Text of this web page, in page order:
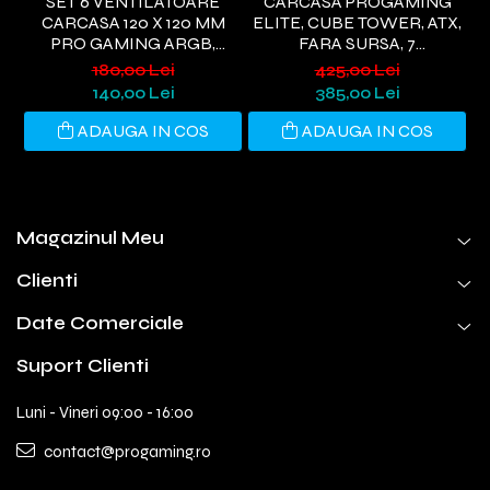
CARCASA 120 X 120 MM
PRO GAMING ARGB,
CONTROLLER PWM,
TELECOMANDA
180,00 Lei
140,00 Lei
ADAUGA IN COS
ELITE, CUBE TOWER, ATX,
FARA SURSA, 7
VENTILATOARE ARGB,
NEGRU
425,00 Lei
385,00 Lei
ADAUGA IN COS
Magazinul Meu
Clienti
Date Comerciale
Suport Clienti
Luni - Vineri 09:00 - 16:00
contact@progaming.ro